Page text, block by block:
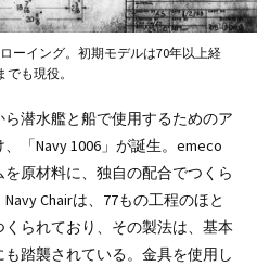
ーイング。初期モデルは70年以上経
でも現役。
潜水艦と船で使用するためのア
「Navy 1006」が誕生。emeco
原材料に、独自の配合でつくら
Chairは、77もの工程のほと
られており、その製法は、基本
踏襲されている。金具を使用し